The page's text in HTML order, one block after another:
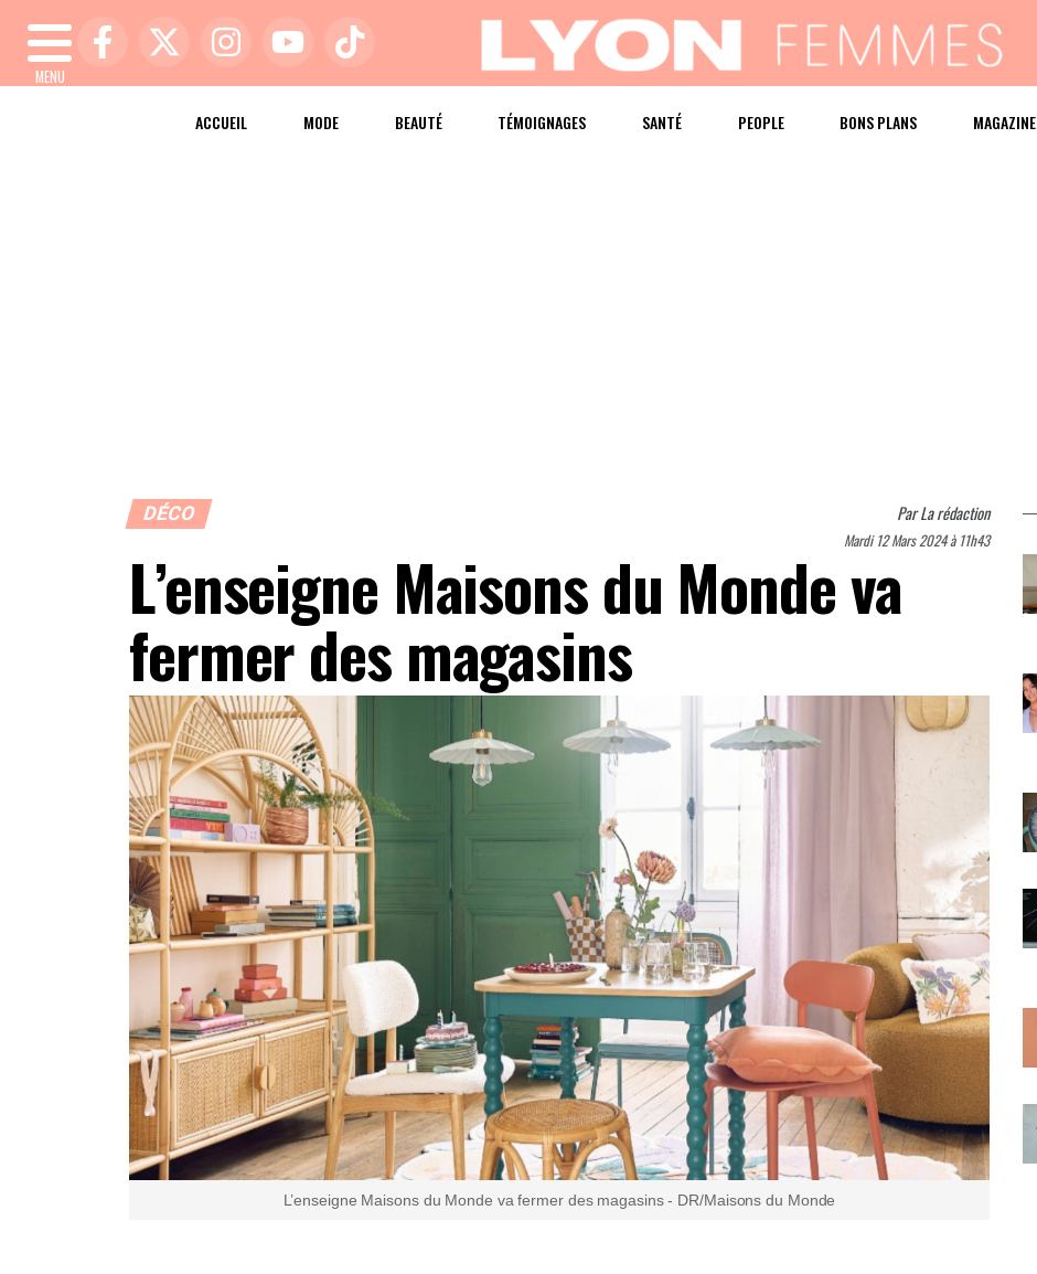
MENU
ACCUEIL MODE BEAUTÉ TÉMOIGNAGES SANTÉ PEOPLE BONS PLANS MAGAZINE
DÉCO ParLa rédaction
Mardi 12 Mars 2024 à 11h43
L’enseigne Maisons du Monde va
fermer des magasins
L’enseigne Maisons du Monde va fermer des magasins - DR/Maisons du Monde